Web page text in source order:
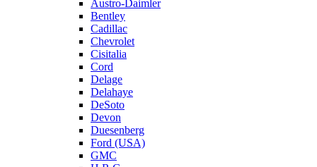
Austro-Daimler
Bentley
Cadillac
Chevrolet
Cisitalia
Cord
Delage
Delahaye
DeSoto
Devon
Duesenberg
Ford (USA)
GMC